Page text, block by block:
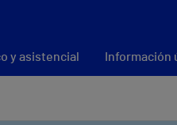
y asistencial Información